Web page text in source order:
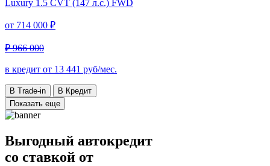
Luxury 1.5 CVT (147 л.с.) FWD
от 714 000 ₽
₽ 966 000
в кредит от 13 441 руб/мес.
В Trade-in
В Кредит
Показать еще
Выгодный автокредит
со ставкой от